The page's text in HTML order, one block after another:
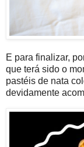
E para finalizar,
que terá sido o
pastéis de nata
devidamente